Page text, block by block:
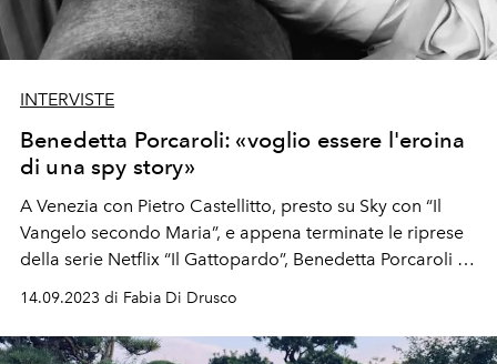
INTERVISTE
Benedetta Porcaroli: «voglio essere l'eroina
di una spy story»
A Venezia con Pietro Castellitto, presto su Sky con “Il
Vangelo secondo Maria”, e appena terminate le riprese
della serie Netflix “Il Gattopardo”, Benedetta Porcaroli è
14.09.2023 di Fabia Di Drusco